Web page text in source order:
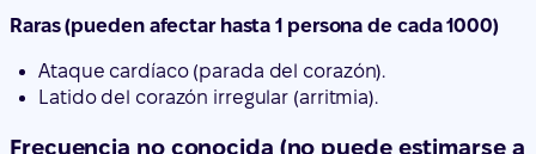
Frecuencia no conocida (no puede estimarse a
partir de los datos disponibles)
Movimientos bruscos (discinesia).
Posibles efectos adversos observados con otros